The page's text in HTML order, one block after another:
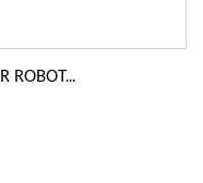
ROBOT...